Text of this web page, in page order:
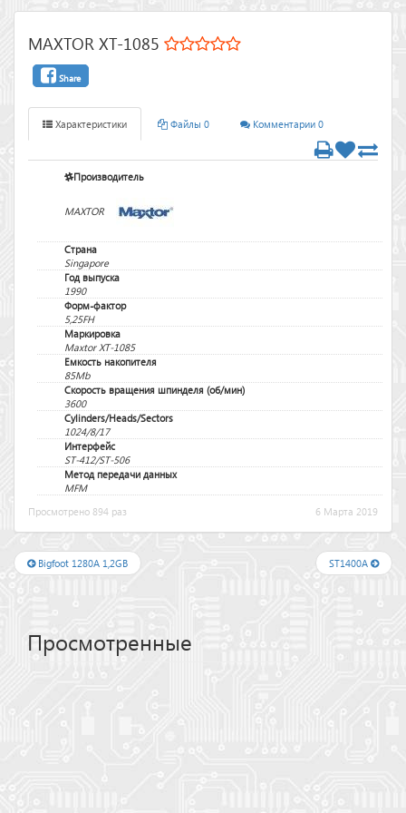
MAXTOR XT-1085
Share
Характеристики Файлы 0 Комментарии 0
Производитель
MAXTOR
Страна
Singapore
Год выпуска
1990
Форм-фактор
5,25FH
Маркировка
Maxtor XT-1085
Емкость накопителя
85Mb
Скорость вращения шпинделя (об/мин)
3600
Cylinders/Heads/Sectors
1024/8/17
Интерфейс
ST-412/ST-506
Метод передачи данных
MFM
Просмотрено 894 раз
6 Марта 2019
Bigfoot 1280A 1,2GB ST1400A
Просмотренные